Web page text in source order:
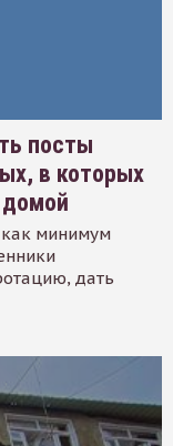
посты
в которых
домой
как минимум
дать